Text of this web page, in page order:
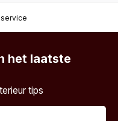
service
het laatste
tips